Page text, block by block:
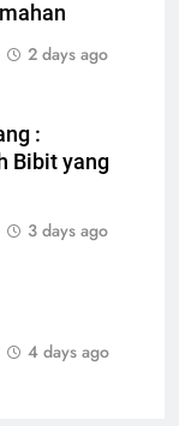
2 days ago
:
Bibit yang
3 days ago
4 days ago